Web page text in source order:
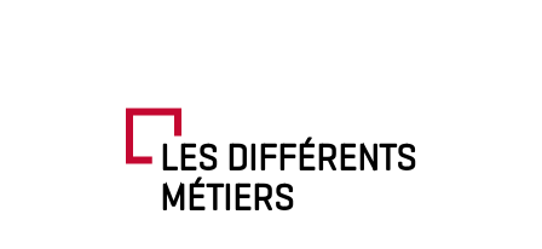
LES DIFFÉRENTS
MÉTIERS